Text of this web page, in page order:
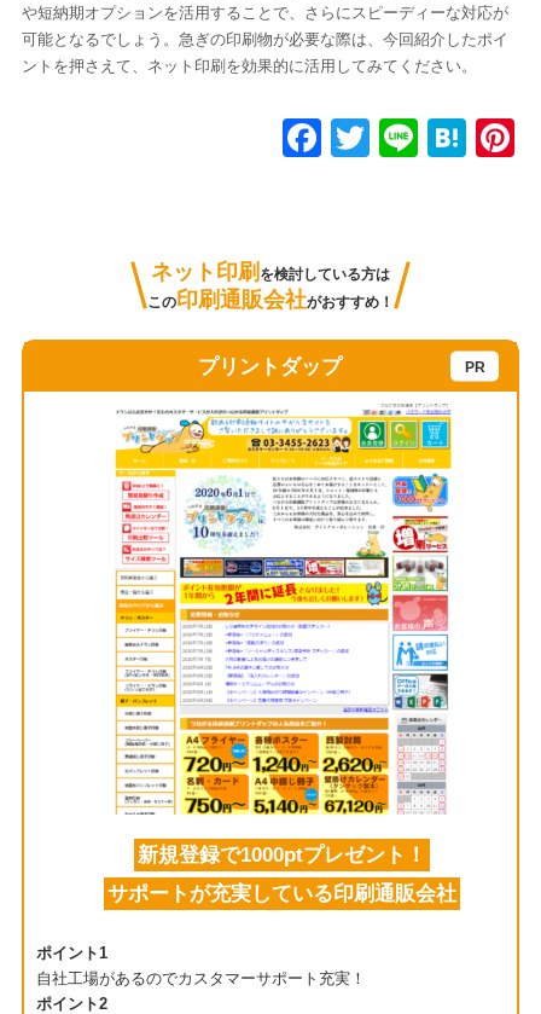
や短納期オプションを活用することで、さらにスピーディーな対応が
可能となるでしょう。急ぎの印刷物が必要な際は、今回紹介したポイ
ントを押さえて、ネット印刷を効果的に活用してみてください。
F
b
o
o
k
T
er
Li
H
ネット印刷 を検討している方は
この印刷通販会社がおすすめ！
プリントダップ
新規登録で1000ptプレゼント！
サポートが充実している印刷通販会社
ポイント1
自社工場があるのでカスタマーサポート充実！
ポイント2